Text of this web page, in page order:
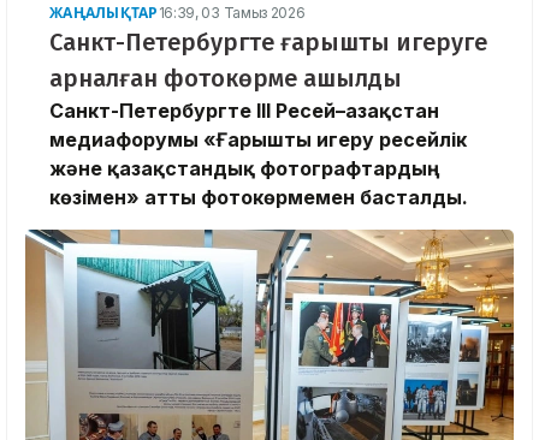
ЖАҢАЛЫҚТАР 16:39, 03 Тамыз 2026
Санкт-Петербургте ғарышты игеруге
арналған фотокөрме ашылды
Санкт-Петербургте III Ресей–Қазақстан
медиафорумы «Ғарышты игеру ресейлік
және қазақстандық фотографтардың
көзімен» атты фотокөрмемен басталды.